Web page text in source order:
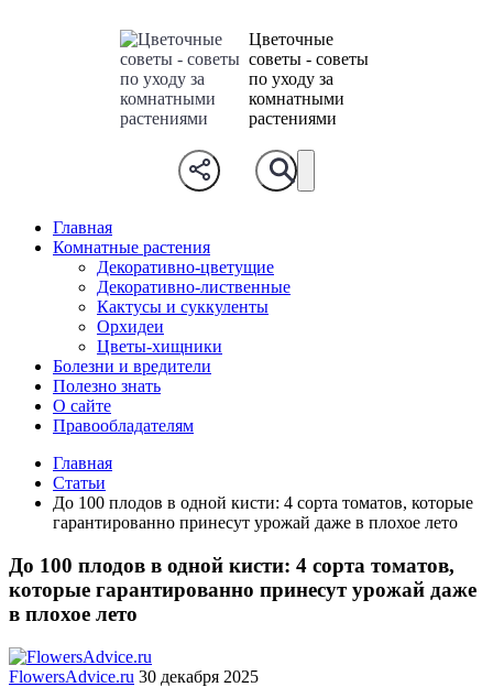
Цветочные
советы - советы
по уходу за
комнатными
растениями
Главная
Комнатные растения
Декоративно-цветущие
Декоративно-лиственные
Кактусы и суккуленты
Орхидеи
Цветы-хищники
Болезни и вредители
Полезно знать
О сайте
Правообладателям
Главная
Статьи
До 100 плодов в одной кисти: 4 сорта томатов, которые
гарантированно принесут урожай даже в плохое лето
До 100 плодов в одной кисти: 4 сорта томатов,
которые гарантированно принесут урожай даже
в плохое лето
FlowersAdvice.ru 30 декабря 2025